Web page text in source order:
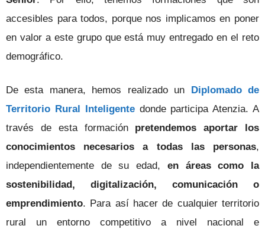
accesibles para todos, porque nos implicamos en poner
en valor a este grupo que está muy entregado en el reto
demográfico.
De esta manera, hemos realizado un
Diplomado de
Territorio Rural Inteligentedonde participa Atenzia. A
través de esta formación pretendemos aportar los
conocimientos necesarios a todas las personas,
independientemente de su edad, en áreas como la
sostenibilidad, digitalización, comunicación o
emprendimiento. Para así hacer de cualquier territorio
rural un entorno competitivo a nivel nacional e